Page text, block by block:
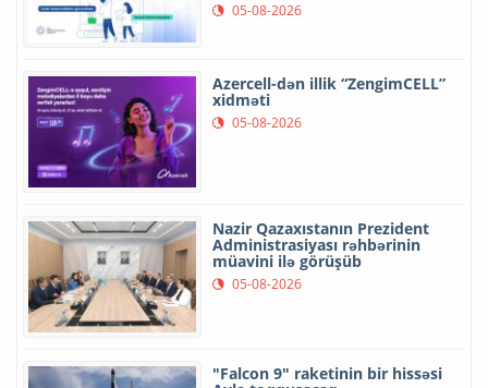
05-08-2026
Azercell-dən illik “ZengimCELL”
xidməti
05-08-2026
Nazir Qazaxıstanın Prezident
Administrasiyası rəhbərinin
müavini ilə görüşüb
05-08-2026
"Falcon 9" raketinin bir hissəsi